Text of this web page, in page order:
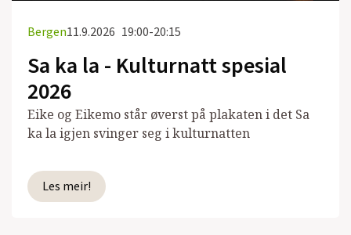
Bergen11.9.2026 19:00-20:15
Sa ka la - Kulturnatt spesial
2026
Eike og Eikemo står øverst på plakaten i det Sa
ka la igjen svinger seg i kulturnatten
Les meir!